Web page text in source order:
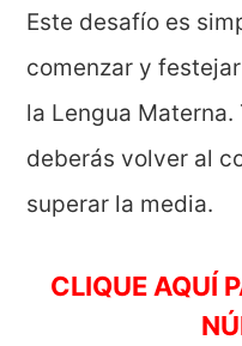
Este desafío es
comenzar y
la Lengua
deberás volver al
superar la media.
CLIQUE AQUÍ